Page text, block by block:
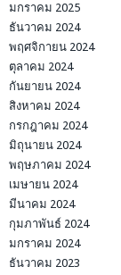
มกราคม 2025
ธันวาคม 2024
พฤศจิกายน 2024
ตุลาคม 2024
กันยายน 2024
สิงหาคม 2024
กรกฎาคม 2024
มิถุนายน 2024
พฤษภาคม 2024
เมษายน 2024
มีนาคม 2024
กุมภาพันธ์ 2024
มกราคม 2024
ธันวาคม 2023